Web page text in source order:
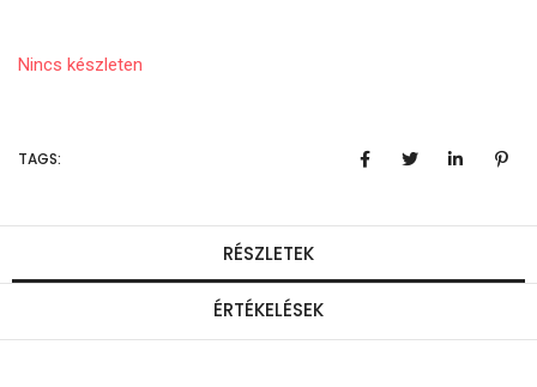
Nincs készleten
TAGS:
RÉSZLETEK
ÉRTÉKELÉSEK